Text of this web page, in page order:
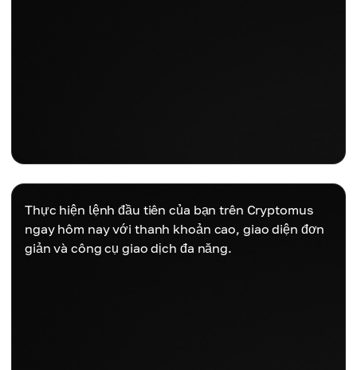
Thực hiện lệnh đầu tiên của bạn trên Cryptomus
ngay hôm nay với thanh khoản cao, giao diện đơn
giản và công cụ giao dịch đa năng.